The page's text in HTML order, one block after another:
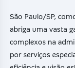
São Paulo/SP,
abriga uma vasta
complexos na
por serviços